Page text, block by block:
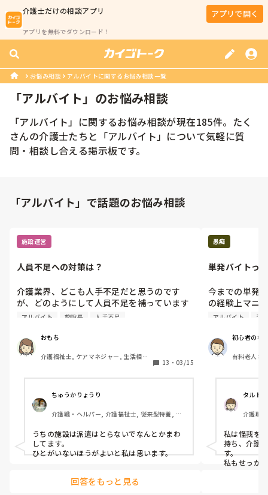
介護士だけの相談アプリ
アプリを無料でダウンロード！
アプリで開く
お悩み相談 アルバイトに関するお悩み相談一覧
「アルバイト」のお悩み相談
「アルバイト 」に関するお悩み相談が現在185件。たく
さんの介護士たちと「アルバイト 」について気軽に質
問・相談し合える掲示板です。
「アルバイト」で話題のお悩み相談
施設運営
人員不足への対策は？
介護業界、どこも人手不足だと思うのです
が、どのようにして人員不足を補っています
か？例えばカイテクのようなスポットバイト
に出るとか、そもそも利用者さんの受け入れ
をお断りするとか。。皆さんの事業所ではど
のように対応していますか？
アルバイト 施設長 人手不足
おもち
介護福祉士, ケアマネジャー, 生活相談
13 ・ 03/15
ちゅうかりょうり
介護職・ヘルパー, 介護福祉士, 従来型特養, 介
うちの施設は派遣はとらないでなんとかまわ
してます。
ひとがいないほうがよいと私は思います。
回答をもっと見る
愚痴
単発バイトっ
今までの単発
の経験上マニ
言われやろう
多くてこんな
してる。
マニュアルが
ちゃうよね。
自分から動か
ラダが先に動
にやろうとす
やらかしたと
ただ立ってい
た事も多々あ
アルバイト 派遣
初心者の極
有料老人ホ
タルト
介護職
私は怪我を
持ち、介護
す。
私もせっか